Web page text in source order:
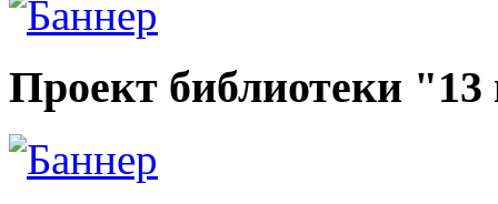
Проект библиотеки